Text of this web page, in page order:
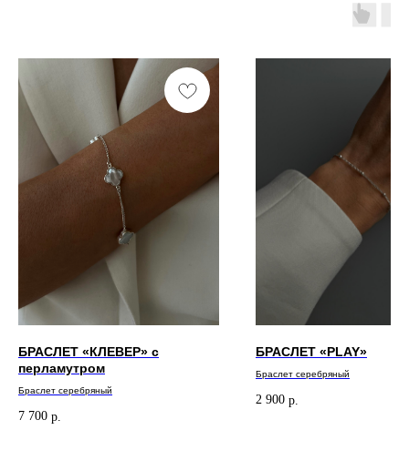
БРАСЛЕТ «КЛЕВЕР» с
перламутром
Браслет серебряный
7 700 р.
БРАСЛЕТ «PLAY»
Браслет серебряный
2 900 р.